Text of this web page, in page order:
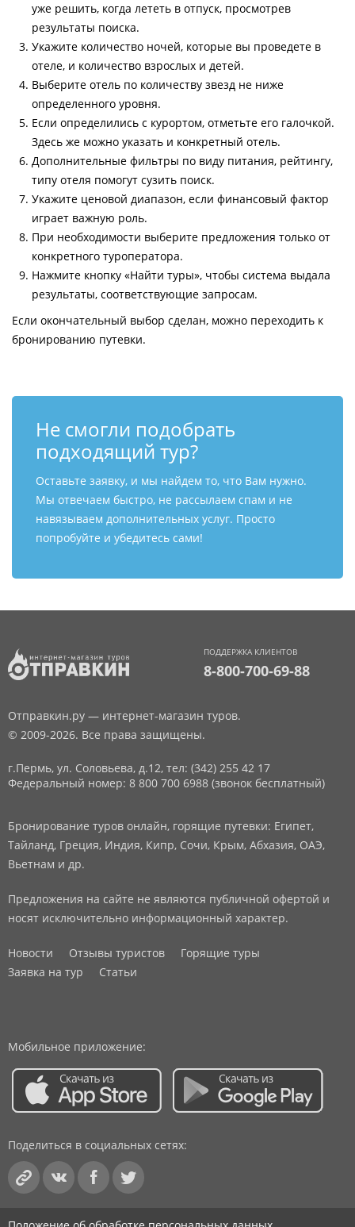
уже решить, когда лететь в отпуск, просмотрев
результаты поиска.
Укажите количество ночей, которые вы проведете в
отеле, и количество взрослых и детей.
Выберите отель по количеству звезд не ниже
определенного уровня.
Если определились с курортом, отметьте его галочкой.
Здесь же можно указать и конкретный отель.
Дополнительные фильтры по виду питания, рейтингу,
типу отеля помогут сузить поиск.
Укажите ценовой диапазон, если финансовый фактор
играет важную роль.
При необходимости выберите предложения только от
конкретного туроператора.
Нажмите кнопку «Найти туры», чтобы система выдала
результаты, соответствующие запросам.
Если окончательный выбор сделан, можно переходить к
бронированию путевки.
Не смогли подобрать
подходящий тур?
Оставьте заявку, и мы найдем то, что Вам нужно.
Мы отвечаем быстро, не рассылаем спам и не
навязываем дополнительных услуг. Просто
попробуйте и убедитесь сами!
ПОДДЕРЖКА КЛИЕНТОВ
8-800-700-69-88
Отправкин.ру — интернет-магазин туров.
© 2009-2026. Все права защищены.
г.Пермь, ул. Соловьева, д.12, тел: (342) 255 42 17
Федеральный номер: 8 800 700 6988 (звонок бесплатный)
Бронирование туров онлайн, горящие путевки: Египет,
Тайланд, Греция, Индия, Кипр, Сочи, Крым, Абхазия, ОАЭ,
Вьетнам и др.
Предложения на сайте не являются публичной офертой и
носят исключительно информационный характер.
Новости Отзывы туристов
Горящие туры
Заявка на тур
Статьи
Мобильное приложение:
Поделиться в социальных сетях: